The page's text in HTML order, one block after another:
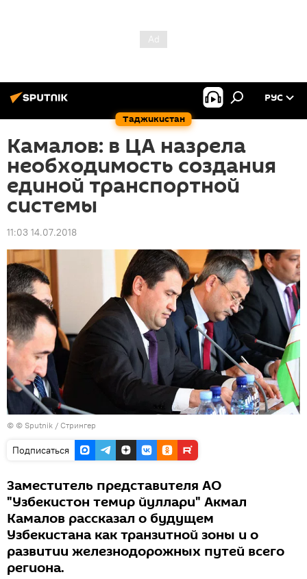
Таджикистан
РУС
Камалов: в ЦА назрела
необходимость создания
единой транспортной
системы
11:03 14.07.2018
© © Sputnik / Стрингер
Подписаться
Заместитель представителя АО
"Узбекистон темир йуллари" Акмал
Камалов рассказал о будущем
Узбекистана как транзитной зоны и о
развитии железнодорожных путей всего
региона.